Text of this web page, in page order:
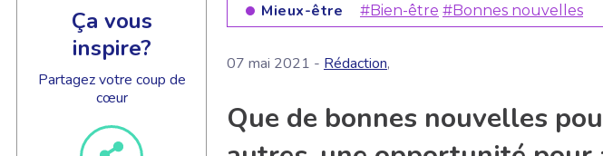
Ça vous
inspire?
Partagez votre coup de
cœur
Mieux-être #Bien-être #Bonnes nouvelles
07 mai 2021 - Rédaction,
Que de bonnes nouvelles